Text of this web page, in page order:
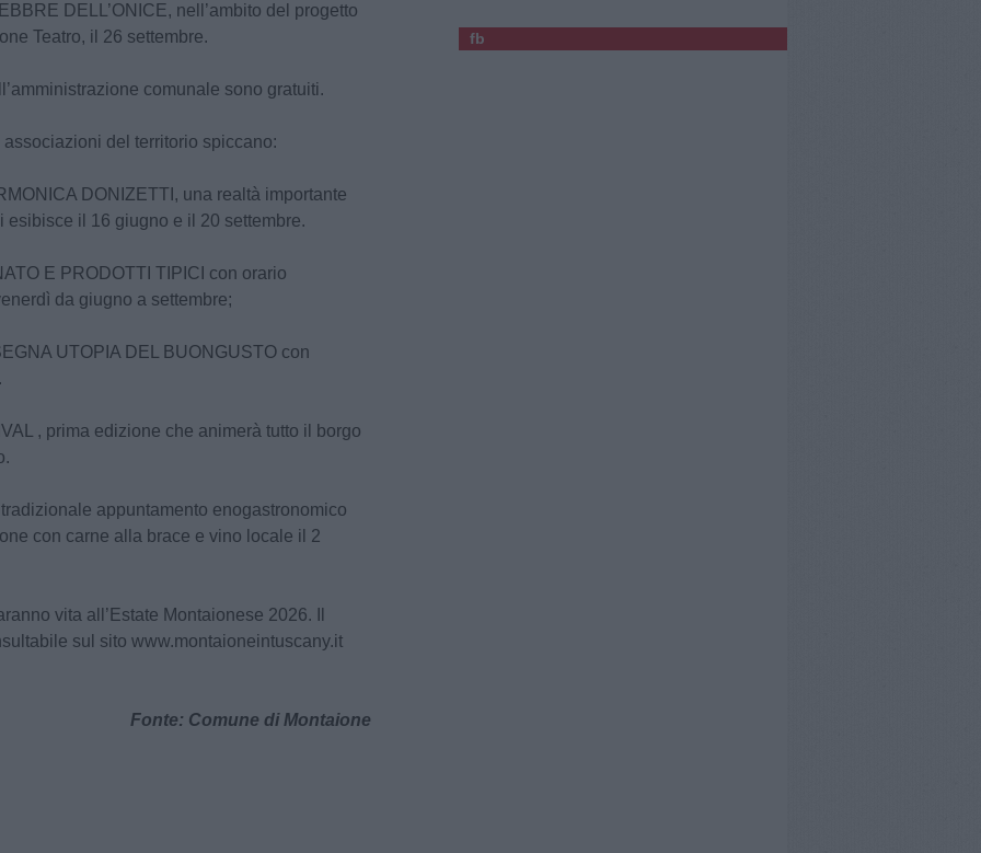
DELL’ONICE, nell’ambito del progetto
Teatro, il 26 settembre.
comunale sono gratuiti.
del territorio spiccano:
DONIZETTI, una realtà importante
esibisce il 16 giugno e il 20 settembre.
E PRODOTTI TIPICI con orario
da giugno a settembre;
UTOPIA DEL BUONGUSTO con
, prima edizione che animerà tutto il borgo
appuntamento enogastronomico
con carne alla brace e vino locale il 2
vita all’Estate Montaionese 2026. Il
sul sito www.montaioneintuscany.it
Fonte: Comune di Montaione
fb